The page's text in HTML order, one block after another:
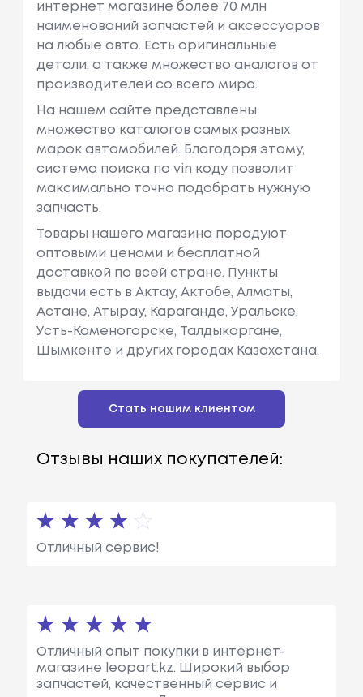
интернет магазине более 70 млн
наименований запчастей и аксессуаров
на любые авто. Есть оригинальные
детали, а также множество аналогов от
производителей со всего мира.
На нашем сайте представлены
множество каталогов самых разных
марок автомобилей. Благодоря этому,
система поиска по vin коду позволит
максимально точно подобрать нужную
запчасть.
Товары нашего магазина порадуют
оптовыми ценами и бесплатной
доставкой по всей стране. Пункты
выдачи есть в Актау, Актобе, Алматы,
Астане, Атырау, Караганде, Уральске,
Усть-Каменогорске, Талдыкоргане,
Шымкенте и других городах Казахстана.
Стать нашим клиентом
Отзывы наших покупателей:
Отличный сервис!
Отличный опыт покупки в интернет-
магазине leopart.kz. Широкий выбор
запчастей, качественный сервис и